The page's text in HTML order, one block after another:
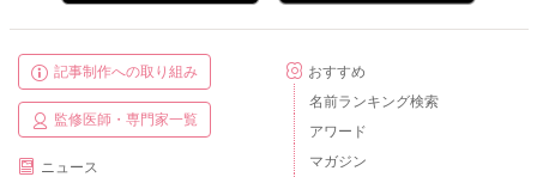
記事制作への取り組み
監修医師・専門家一覧
ニュース
おすすめ
名前ランキング検索
アワード
マガジン